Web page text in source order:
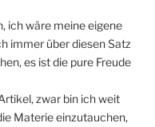
ich wäre meine eigene
immer über diesen Satz
es ist die pure Freude
zwar bin ich weit
Materie einzutauchen,